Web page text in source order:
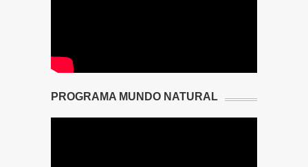
PROGRAMA MUNDO NATURAL